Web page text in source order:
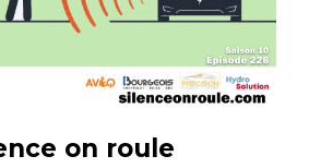
on roule